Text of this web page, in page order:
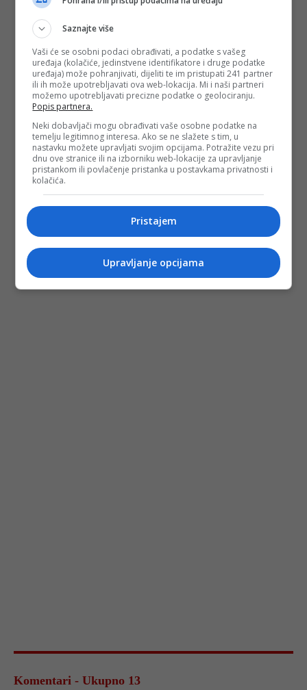
Komentari - Ukupno 13
Saznajte više
Vaši će se osobni podaci obrađivati, a podatke s vašeg
uređaja (kolačiće, jedinstvene identifikatore i druge podatke
uređaja) može pohranjivati, dijeliti te im pristupati 241 partner
ili ih može upotrebljavati ova web-lokacija. Mi i naši partneri
možemo upotrebljavati precizne podatke o geolociranju.
Popis partnera.
Neki dobavljači mogu obrađivati vaše osobne podatke na
temelju legitimnog interesa. Ako se ne slažete s tim, u
nastavku možete upravljati svojim opcijama. Potražite vezu pri
dnu ove stranice ili na izborniku web-lokacije za upravljanje
pristankom ili povlačenje pristanka u postavkama privatnosti i
kolačića.
Pristajem
Upravljanje opcijama